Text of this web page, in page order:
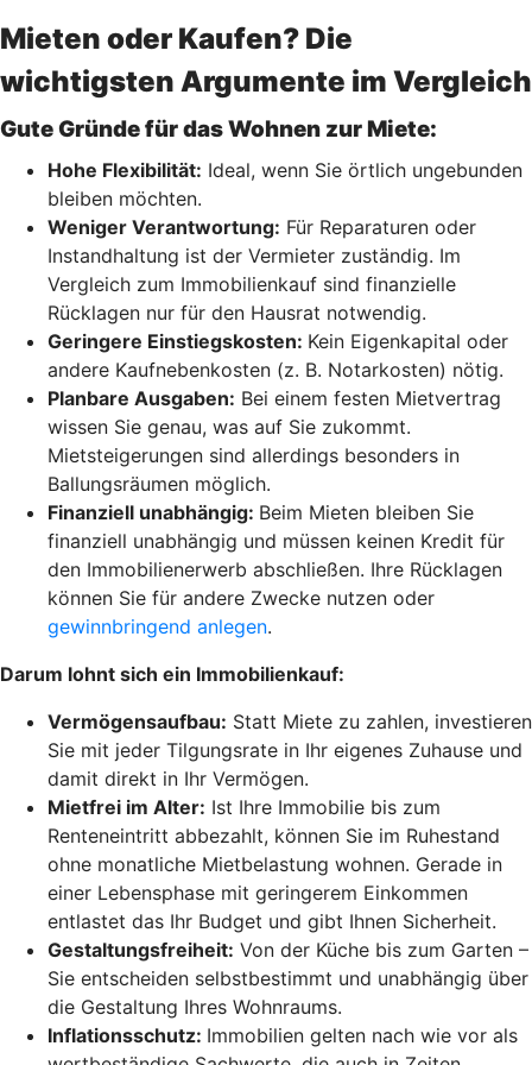
Mieten oder Kaufen? Die
wichtigsten Argumente im Vergleich
Gute Gründe für das Wohnen zur Miete:
Hohe Flexibilität: Ideal, wenn Sie örtlich ungebunden
bleiben möchten.
Weniger Verantwortung: Für Reparaturen oder
Instandhaltung ist der Vermieter zuständig. Im
Vergleich zum Immobilienkauf sind finanzielle
Rücklagen nur für den Hausrat notwendig.
Geringere Einstiegskosten: Kein Eigenkapital oder
andere Kaufnebenkosten (z. B. Notarkosten) nötig.
Planbare Ausgaben: Bei einem festen Mietvertrag
wissen Sie genau, was auf Sie zukommt.
Mietsteigerungen sind allerdings besonders in
Ballungsräumen möglich.
Finanziell unabhängig: Beim Mieten bleiben Sie
finanziell unabhängig und müssen keinen Kredit für
den Immobilienerwerb abschließen. Ihre Rücklagen
können Sie für andere Zwecke nutzen oder
gewinnbringend anlegen.
Darum lohnt sich ein Immobilienkauf:
Vermögensaufbau: Statt Miete zu zahlen, investieren
Sie mit jeder Tilgungsrate in Ihr eigenes Zuhause und
damit direkt in Ihr Vermögen.
Mietfrei im Alter: Ist Ihre Immobilie bis zum
Renteneintritt abbezahlt, können Sie im Ruhestand
ohne monatliche Mietbelastung wohnen. Gerade in
einer Lebensphase mit geringerem Einkommen
entlastet das Ihr Budget und gibt Ihnen Sicherheit.
Gestaltungsfreiheit: Von der Küche bis zum Garten –
Sie entscheiden selbstbestimmt und unabhängig über
die Gestaltung Ihres Wohnraums.
Inflationsschutz: Immobilien gelten nach wie vor als